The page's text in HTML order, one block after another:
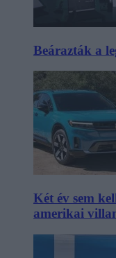
Beárazták a
Két év sem
amerikai